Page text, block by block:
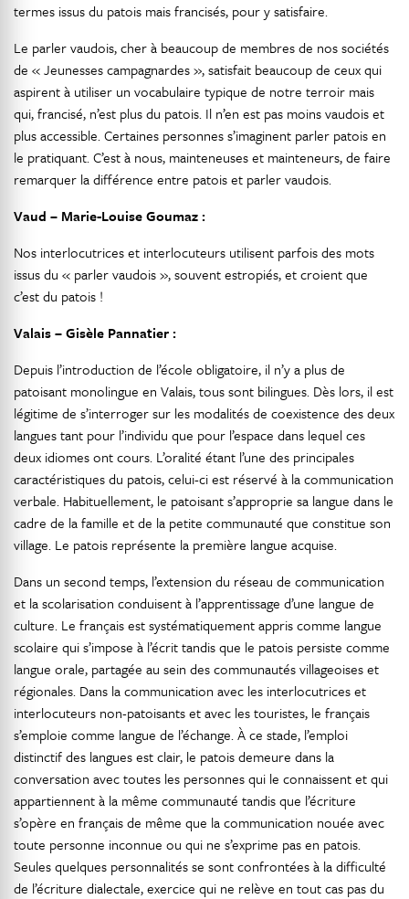
termes issus du patois mais francisés, pour y satisfaire.
Le parler vaudois, cher à beaucoup de membres de nos sociétés
de « Jeunesses campagnardes », satisfait beaucoup de ceux qui
aspirent à utiliser un vocabulaire typique de notre terroir mais
qui, francisé, n’est plus du patois. Il n’en est pas moins vaudois et
plus accessible. Certaines personnes s’imaginent parler patois en
le pratiquant. C’est à nous, mainteneuses et mainteneurs, de faire
remarquer la différence entre patois et parler vaudois.
Vaud – Marie-Louise Goumaz :
Nos interlocutrices et interlocuteurs utilisent parfois des mots
issus du « parler vaudois », souvent estropiés, et croient que
c’est du patois !
Valais – Gisèle Pannatier :
Depuis l’introduction de l’école obligatoire, il n’y a plus de
patoisant monolingue en Valais, tous sont bilingues. Dès lors, il est
légitime de s’interroger sur les modalités de coexistence des deux
langues tant pour l’individu que pour l’espace dans lequel ces
deux idiomes ont cours. L’oralité étant l’une des principales
caractéristiques du patois, celui-ci est réservé à la communication
verbale. Habituellement, le patoisant s’approprie sa langue dans le
cadre de la famille et de la petite communauté que constitue son
village. Le patois représente la première langue acquise.
Dans un second temps, l’extension du réseau de communication
et la scolarisation conduisent à l’apprentissage d’une langue de
culture. Le français est systématiquement appris comme langue
scolaire qui s’impose à l’écrit tandis que le patois persiste comme
langue orale, partagée au sein des communautés villageoises et
régionales. Dans la communication avec les interlocutrices et
interlocuteurs non-patoisants et avec les touristes, le français
s’emploie comme langue de l’échange. À ce stade, l’emploi
distinctif des langues est clair, le patois demeure dans la
conversation avec toutes les personnes qui le connaissent et qui
appartiennent à la même communauté tandis que l’écriture
s’opère en français de même que la communication nouée avec
toute personne inconnue ou qui ne s’exprime pas en patois.
Seules quelques personnalités se sont confrontées à la difficulté
de l’écriture dialectale, exercice qui ne relève en tout cas pas du